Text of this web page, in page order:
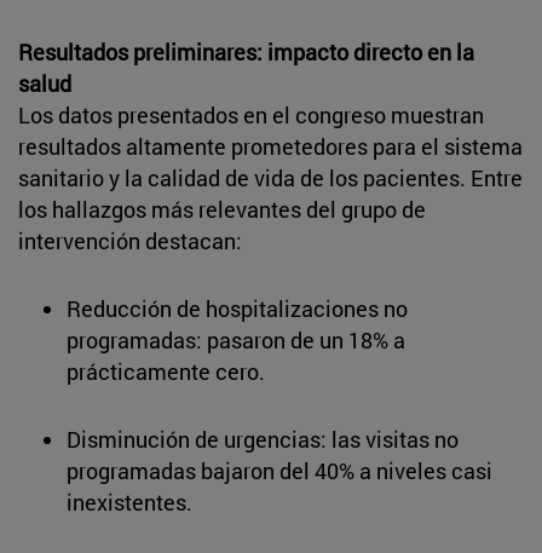
Resultados preliminares: impacto directo en la
salud
Los datos presentados en el congreso muestran
resultados altamente prometedores para el sistema
sanitario y la calidad de vida de los pacientes. Entre
los hallazgos más relevantes del grupo de
intervención destacan:
Reducción de hospitalizaciones no
programadas: pasaron de un 18% a
prácticamente cero.
Disminución de urgencias: las visitas no
programadas bajaron del 40% a niveles casi
inexistentes.